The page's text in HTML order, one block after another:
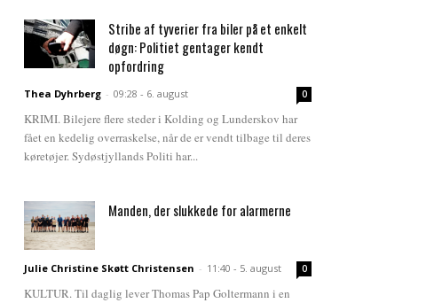
Stribe af tyverier fra biler på et enkelt
døgn: Politiet gentager kendt
opfordring
Thea Dyhrberg - 09:28 - 6. august 0
KRIMI. Bilejere flere steder i Kolding og Lunderskov har
fået en kedelig overraskelse, når de er vendt tilbage til deres
køretøjer. Sydøstjyllands Politi har...
Manden, der slukkede for alarmerne
Julie Christine Skøtt Christensen - 11:40 - 5. august 0
KULTUR. Til daglig lever Thomas Pap Goltermann i en